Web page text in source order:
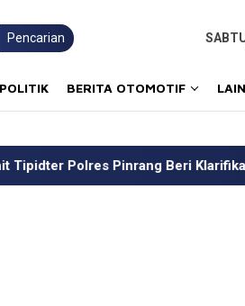
Pencarian
POLITIK BERITA OTOMOTIF
Beri Klarifikasi Kasus